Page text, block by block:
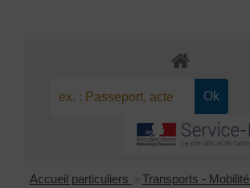
Accueil particuliers > Transports - Mobilité